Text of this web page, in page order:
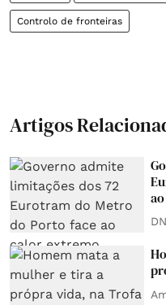
Controlo de fronteiras
Artigos